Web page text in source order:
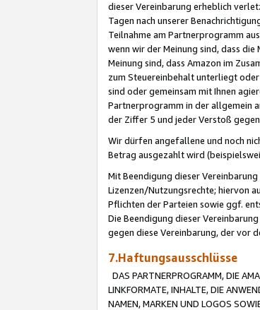
dieser Vereinbarung erheblich
Tagen nach unserer
Teilnahme am Partnerprogramm
wenn wir der Meinung sind, dass
Meinung sind, dass Amazon im
zum Steuereinbehalt unterliegt
sind oder gemeinsam mit Ihnen
Partnerprogramm in der allgemein
der Ziffer 5 und jeder Verstoß
Wir dürfen angefallene und noch
Betrag ausgezahlt wird
Mit Beendigung dieser
Lizenzen/Nutzungsrechte; hiervon
Pflichten der Parteien sowie ggf.
Die Beendigung dieser
gegen diese Vereinbarung, der vor
7.Haftungsausschlüsse
DAS PARTNERPROGRAMM, DIE
LINKFORMATE, INHALTE, DIE
NAMEN, MARKEN UND LOGOS